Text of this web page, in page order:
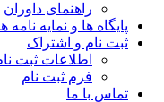
راهنمای داوران
پایگاه ها و نمایه نامه ها
ثبت نام و اشتراک
اطلاعات ثبت نام
فرم ثبت نام
تماس با ما